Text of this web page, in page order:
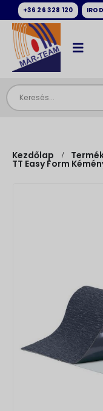
+36 26 328 120
Kezdőlap
TT Easy Form